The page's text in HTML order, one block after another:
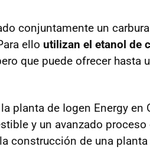
conjuntamente un
ello utilizan el etanol de
que puede ofrecer hasta
planta de Iogen Energy en
y un avanzado
construcción de una